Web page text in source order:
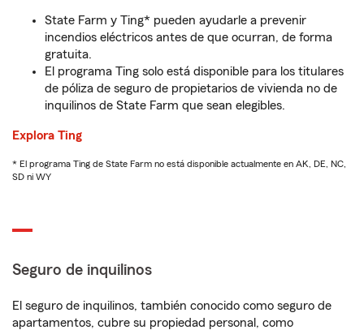
State Farm y Ting* pueden ayudarle a prevenir
incendios eléctricos antes de que ocurran, de forma
gratuita.
El programa Ting solo está disponible para los titulares
de póliza de seguro de propietarios de vivienda no de
inquilinos de State Farm que sean elegibles.
Explora Ting
* El programa Ting de State Farm no está disponible actualmente en AK, DE, NC,
SD ni WY
Seguro de inquilinos
El seguro de inquilinos, también conocido como seguro de
apartamentos, cubre su propiedad personal, como